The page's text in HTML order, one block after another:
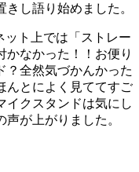
し語り始めました。
ト上では「ストレー
なかった！！お便り
？全然気づかんかった
んとによく見ててすご
イクスタンドは気にし
が上がりました。